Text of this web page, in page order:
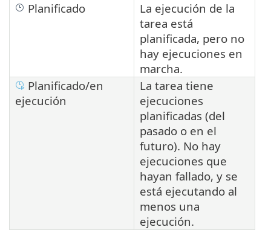
Planificado
La ejecución de la
tarea está
planificada, pero no
hay ejecuciones en
marcha.
Planificado/en
ejecución
La tarea tiene
ejecuciones
planificadas (del
pasado o en el
futuro). No hay
ejecuciones que
hayan fallado, y se
está ejecutando al
menos una
ejecución.